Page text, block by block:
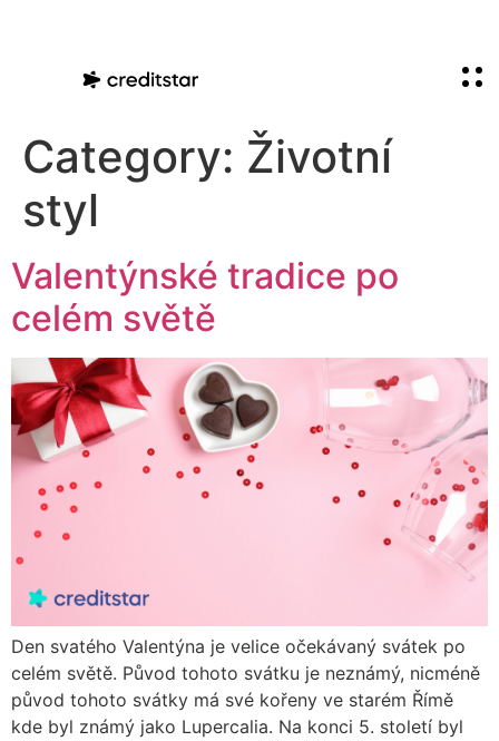
Category: Životní
styl
Valentýnské tradice po
celém světě
Den svatého Valentýna je velice očekávaný svátek po
celém světě. Původ tohoto svátku je neznámý, nicméně
původ tohoto svátky má své kořeny ve starém Římě
kde byl známý jako Lupercalia. Na konci 5. století byl